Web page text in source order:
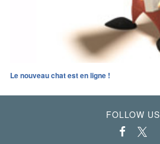
Le nouveau chat est en ligne !
FOLLOW US